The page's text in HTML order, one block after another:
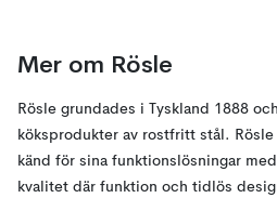
Mer om Rösle
Rösle grundades i Tyskland 1888
köksprodukter av rostfritt stål.
känd för sina funktionslösningar
kvalitet där funktion och tidlös